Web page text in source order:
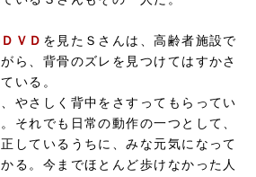
ＶＤ を見たＳさんは、高齢者施設で
ら、背骨のズレを見つけてはすかさ
いる。
やさしく背中をさすってもらってい
それでも日常の動作の一つとして、
しているうちに、みな元気になって
る。今までほとんど歩けなかった人